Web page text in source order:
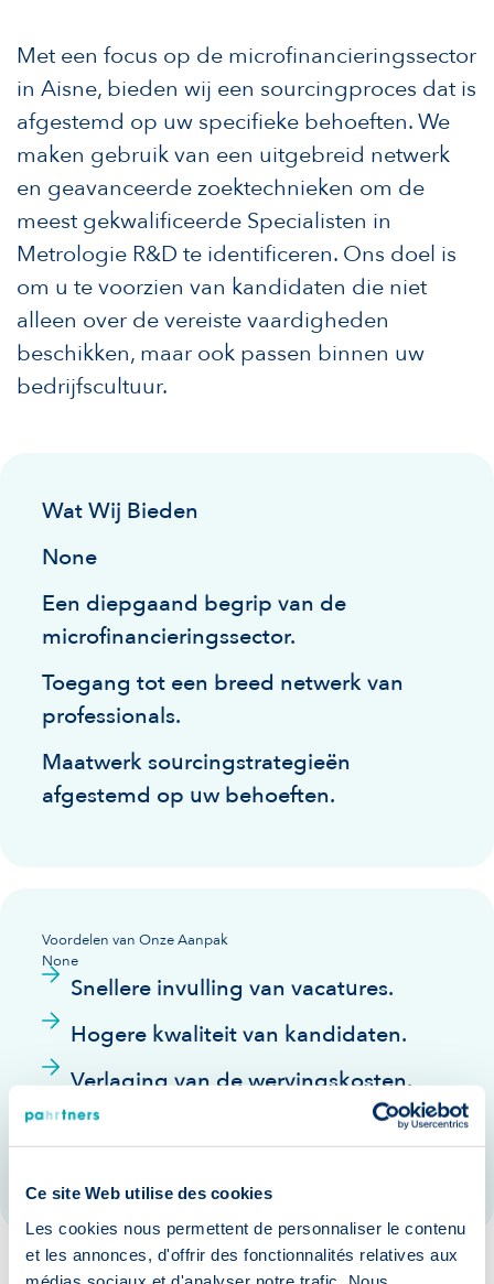
Ce site Web utilise des cookies
Les cookies nous permettent de personnaliser le contenu
et les annonces, d'offrir des fonctionnalités relatives aux
Met een focus op de microfinancieringssector
in Aisne, bieden wij een sourcingproces dat is
afgestemd op uw specifieke behoeften. We
maken gebruik van een uitgebreid netwerk
en geavanceerde zoektechnieken om de
meest gekwalificeerde Specialisten in
Metrologie R&D te identificeren. Ons doel is
om u te voorzien van kandidaten die niet
alleen over de vereiste vaardigheden
beschikken, maar ook passen binnen uw
bedrijfscultuur.
Wat Wij Bieden
None
Een diepgaand begrip van de
microfinancieringssector.
Toegang tot een breed netwerk van
professionals.
Maatwerk sourcingstrategieën
afgestemd op uw behoeften.
Voordelen van Onze Aanpak
None
Snellere invulling van vacatures.
Hogere kwaliteit van kandidaten.
Verlaging van de wervingskosten.
Verbeterde retentie van nieuwe